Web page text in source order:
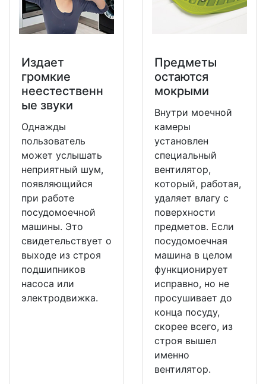
Издает
громкие
неестественн
ые звуки
Однажды
пользователь
может услышать
неприятный шум,
появляющийся
при работе
посудомоечной
машины. Это
свидетельствует о
выходе из строя
подшипников
насоса или
электродвижка.
Предметы
остаются
мокрыми
Внутри моечной
камеры
установлен
специальный
вентилятор,
который, работая,
удаляет влагу с
поверхности
предметов. Если
посудомоечная
машина в целом
функционирует
исправно, но не
просушивает до
конца посуду,
скорее всего, из
строя вышел
именно
вентилятор.